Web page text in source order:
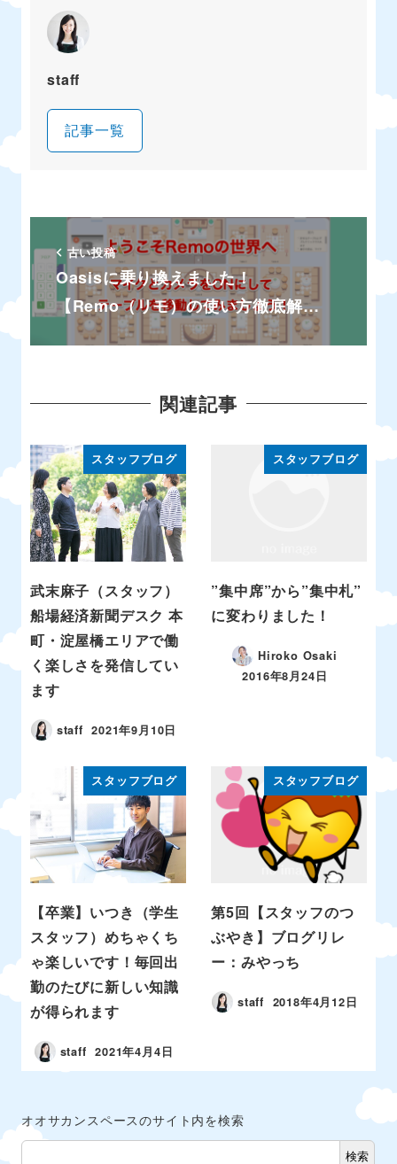
staff
記事一覧
古い投稿
Oasisに乗り換えました！
【Remo（リモ）の使い方徹底解…
関連記事
スタッフブログ
武末麻子（スタッフ）
船場経済新聞デスク 本
町・淀屋橋エリアで働
く楽しさを発信してい
ます
staff 2021年9月10日
スタッフブログ
”集中席”から”集中札”
に変わりました！
Hiroko Osaki
2016年8月24日
スタッフブログ
【卒業】いつき（学生
スタッフ）めちゃくち
ゃ楽しいです！毎回出
勤のたびに新しい知識
が得られます
staff 2021年4月4日
スタッフブログ
第5回【スタッフのつ
ぶやき】ブログリレ
ー：みやっち
staff 2018年4月12日
オオサカンスペースのサイト内を検索
検索